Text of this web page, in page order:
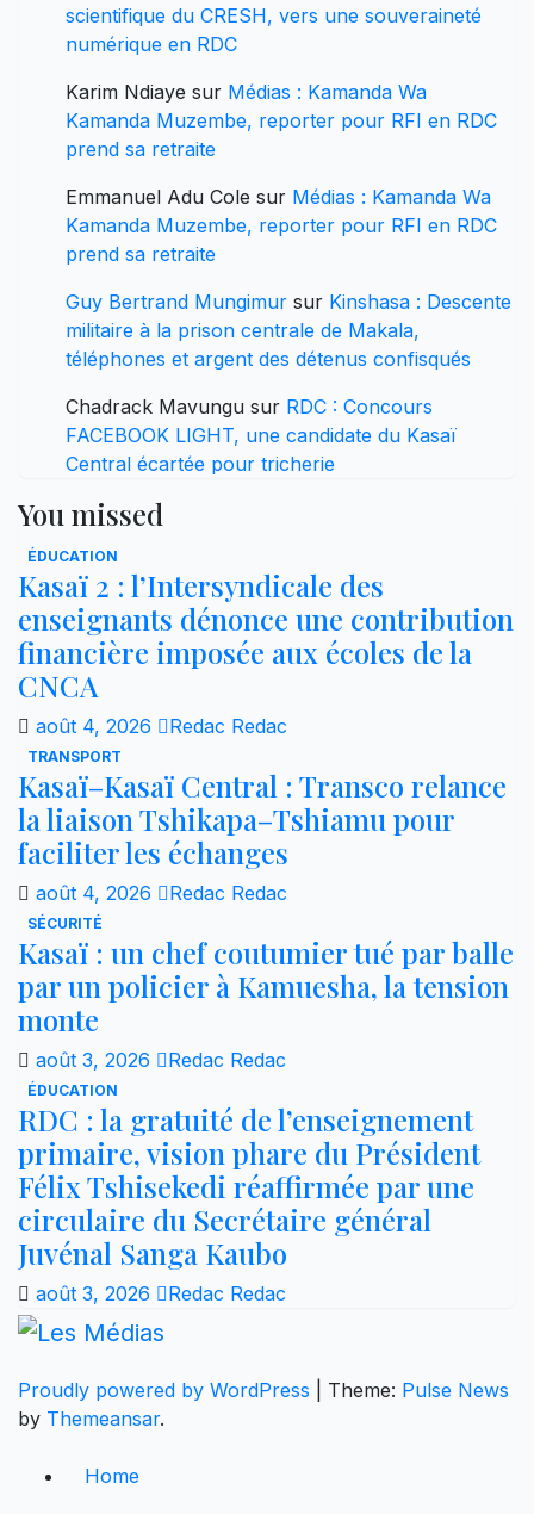
scientifique du CRESH, vers une souveraineté
numérique en RDC
Karim Ndiaye sur Médias : Kamanda Wa
Kamanda Muzembe, reporter pour RFI en RDC
prend sa retraite
Emmanuel Adu Cole sur Médias : Kamanda Wa
Kamanda Muzembe, reporter pour RFI en RDC
prend sa retraite
Guy Bertrand Mungimur sur Kinshasa : Descente
militaire à la prison centrale de Makala,
téléphones et argent des détenus confisqués
Chadrack Mavungu sur RDC : Concours
FACEBOOK LIGHT, une candidate du Kasaï
Central écartée pour tricherie
You missed
ÉDUCATION
Kasaï 2 : l’Intersyndicale des
enseignants dénonce une contribution
financière imposée aux écoles de la
CNCA
août 4, 2026 Redac Redac
TRANSPORT
Kasaï–Kasaï Central : Transco relance
la liaison Tshikapa–Tshiamu pour
faciliter les échanges
août 4, 2026 Redac Redac
SÉCURITÉ
Kasaï : un chef coutumier tué par balle
par un policier à Kamuesha, la tension
monte
août 3, 2026 Redac Redac
ÉDUCATION
RDC : la gratuité de l’enseignement
primaire, vision phare du Président
Félix Tshisekedi réaffirmée par une
circulaire du Secrétaire général
Juvénal Sanga Kaubo
août 3, 2026 Redac Redac
Proudly powered by WordPress Theme: Pulse News
by Themeansar.
Home